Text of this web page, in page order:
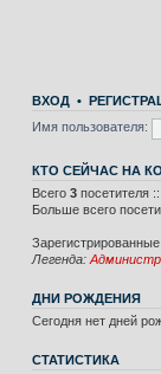
ВХОД •
Имя пользователя:
КТО СЕЙЧАС НА
Всего 3 посетителя
Больше всего
Легенда:
ДНИ РОЖДЕНИЯ
Сегодня нет дней
СТАТИСТИКА